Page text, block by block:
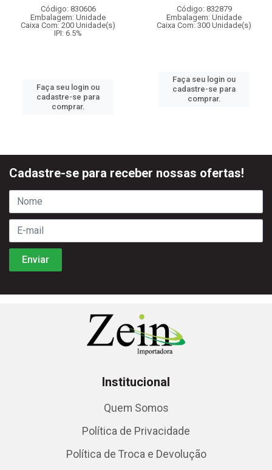
Código: 830606
Embalagem: Unidade
Caixa Com: 200 Unidade(s)
IPI: 6.5%
Faça seu login ou
cadastre-se para
comprar.
Código: 832879
Embalagem: Unidade
Caixa Com: 300 Unidade(s)
Faça seu login ou
cadastre-se para
comprar.
Cadastre-se para receber nossas ofertas!
Institucional
Quem Somos
Política de Privacidade
Política de Troca e Devolução